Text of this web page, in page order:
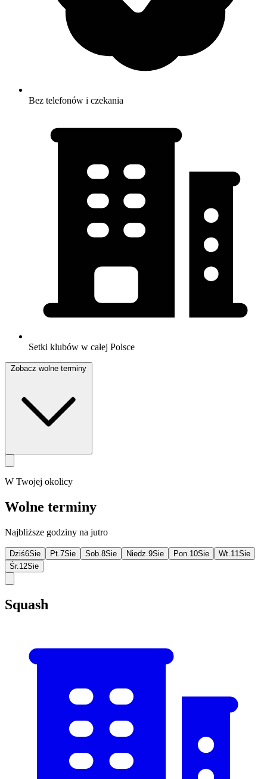
Bez telefonów i czekania
Setki klubów w całej Polsce
W Twojej okolicy
Wolne terminy
Najbliższe godziny na jutro
Dziś6Sie Pt. 7Sie Sob. 8Sie Niedz. 9Sie Pon. 10Sie Wt. 11Sie
Śr. 12Sie
Squash